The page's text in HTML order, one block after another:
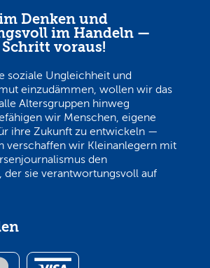
Denken und
im Handeln —
voraus!
soziale Ungleichheit und
einzudämmen, wollen wir das
Altersgruppen hinweg
wir Menschen, eigene
ihre Zukunft zu entwickeln —
verschaffen wir Kleinanlegern mit
den
der sie verantwortungsvoll auf